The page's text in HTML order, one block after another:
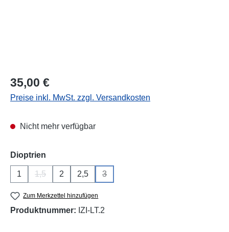
Regulärer Preis:
35,00 €
Preise inkl. MwSt. zzgl. Versandkosten
Nicht mehr verfügbar
Dioptrien
1 1,5
(Diese Option ist zurzeit nicht verfügbar.)
2 2,5 3
(Diese Option ist zurzeit nicht
Zum Merkzettel hinzufügen
Produktnummer: IZI-LT.2